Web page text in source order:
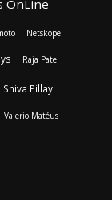
OnLine
Netskope
Raja Patel
Shiva Pillay
Valerio Matéus